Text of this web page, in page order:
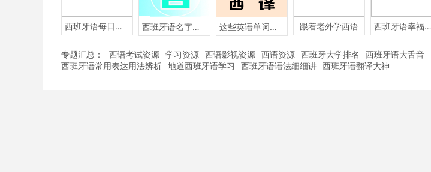
西班牙语每日一句 西班牙语名字含义 这些英语单词用西班牙语怎么说？ 跟着老外学西语 西班牙语幸福小言
专题汇总： 西语考试资源 学习资源 西语影视资源 西语资源 西班牙大学排名
西班牙语大舌音
西班牙语常用表达用法辨析 地道西班牙语学习 西班牙语语法细细讲 西班牙语翻译大神